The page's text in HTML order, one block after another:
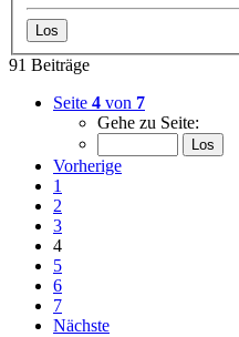
91 Beiträge
Seite 4 von 7
Gehe zu Seite:
Vorherige
1
2
3
4
5
6
7
Nächste